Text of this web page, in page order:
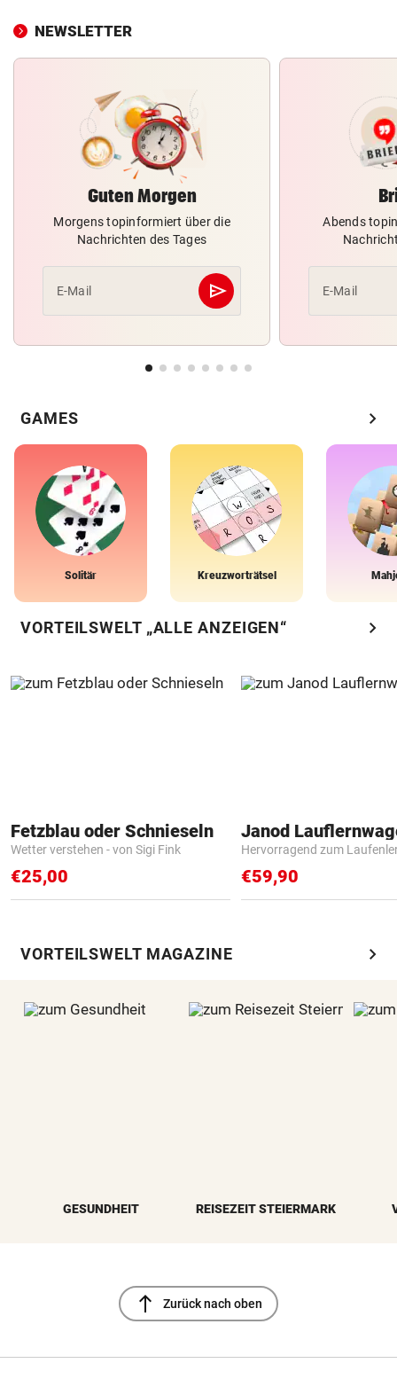
NEWSLETTER
Guten Morgen
Morgens topinformiert über die
Nachrichten des Tages
E-Mail send
Abschicken
Abends
E-Mail
GAMES chevron_right
Solitär Kreuzworträtsel
VORTEILSWELT „ALLE ANZEIGEN“ chevron_right
Fetzblau oder Schnieseln
Wetter verstehen - von Sigi Fink
€25,00
Janod
Hervorragend zum
€59,90
VORTEILSWELT MAGAZINE chevron_right
GESUNDHEIT REISEZEIT STEIERMARK
north Zurück nach oben